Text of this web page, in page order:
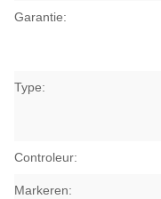
Garantie:
Type:
Controleur:
Markeren: